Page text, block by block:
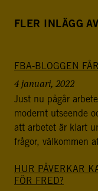
FLER INLÄGG
FBA-BLOGGEN
4 januari, 2022
Just nu pågår
modernt utseende
att arbetet är klart
frågor, välkommen
HUR PÅVERKAR
FÖR FRED?